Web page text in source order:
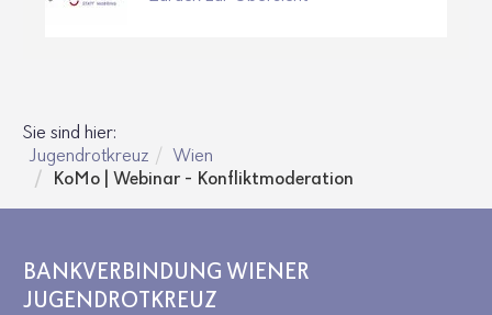
Sie sind hier:
Jugendrotkreuz
Wien
KoMo | Webinar - Konfliktmoderation
BANKVERBINDUNG WIENER
JUGENDROTKREUZ